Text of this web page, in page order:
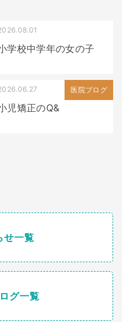
学校中学年の女の子
医院ブログ
児矯正のQ&
せ一覧
グ一覧